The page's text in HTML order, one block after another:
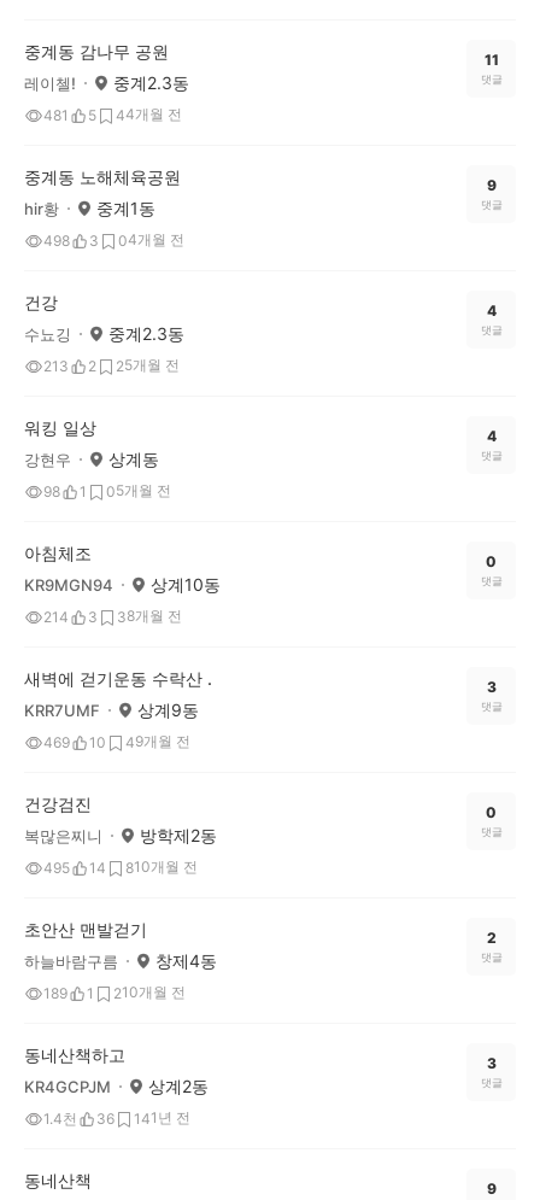
중계동 감나무 공원
레이첼! 중계2.3동
481 5 44개월 전
11
댓글
중계동 노해체육공원
hir황 중계1동
498 3 04개월 전
9
댓글
건강
수뇨깅 중계2.3동
213 2 25개월 전
4
댓글
워킹 일상
강현우 상계동
98 1 05개월 전
4
댓글
아침체조
KR9MGN94 상계10동
214 3 38개월 전
0
댓글
새벽에 걷기운동 수락산 .
KRR7UMF 상계9동
469 10 49개월 전
3
댓글
건강검진
복많은찌니 방학제2동
495 14 810개월 전
0
댓글
초안산 맨발걷기
하늘바람구름 창제4동
189 1 210개월 전
2
댓글
동네산책하고
KR4GCPJM 상계2동
1.4천 36 141년 전
3
댓글
동네산책 9